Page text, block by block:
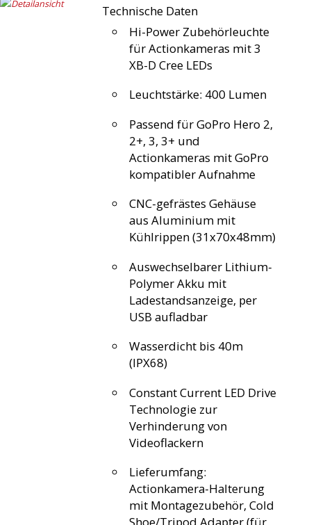
Technische Daten
Hi-Power Zubehörleuchte
für Actionkameras mit 3
XB-D Cree LEDs
Leuchtstärke: 400 Lumen
Passend für GoPro Hero 2,
2+, 3, 3+ und
Actionkameras mit GoPro
kompatibler Aufnahme
CNC-gefrästes Gehäuse
aus Aluminium mit
Kühlrippen (31x70x48mm)
Auswechselbarer Lithium-
Polymer Akku mit
Ladestandsanzeige, per
USB aufladbar
Wasserdicht bis 40m
(IPX68)
Constant Current LED Drive
Technologie zur
Verhinderung von
Videoflackern
Lieferumfang:
Actionkamera-Halterung
mit Montagezubehör, Cold